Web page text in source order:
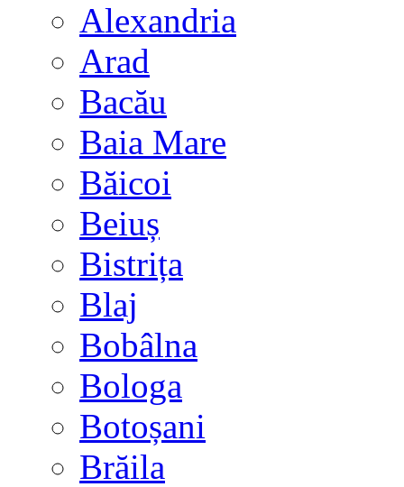
Alexandria
Arad
Bacău
Baia Mare
Băicoi
Beiuș
Bistrița
Blaj
Bobâlna
Bologa
Botoșani
Brăila